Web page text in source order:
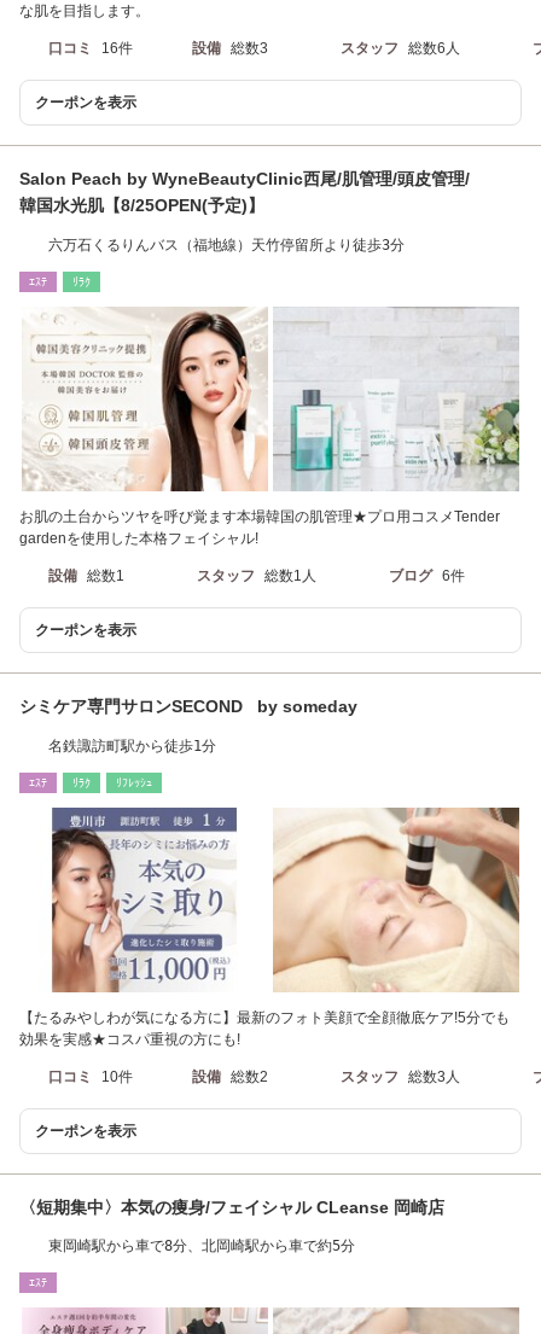
な肌を目指します。
口コミ 16件 設備 総数3 スタッフ 総数6人
クーポンを表示
Salon Peach by WyneBeautyClinic西尾/肌管理/頭皮管理/
韓国水光肌【8/25OPEN(予定)】
六万石くるりんバス（福地線）天竹停留所より徒歩3分
ｴｽﾃ ﾘﾗｸ
お肌の土台からツヤを呼び覚ます本場韓国の肌管理★プロ用コスメTender
gardenを使用した本格フェイシャル!
設備 総数1 スタッフ 総数1人 ブログ 6件
クーポンを表示
シミケア専門サロンSECOND by someday
名鉄諏訪町駅から徒歩1分
ｴｽﾃ ﾘﾗｸ ﾘﾌﾚｯｼｭ
【たるみやしわが気になる方に】最新のフォト美顔で全顔徹底ケア!5分でも
効果を実感★コスパ重視の方にも!
口コミ 10件 設備 総数2 スタッフ 総数3人
クーポンを表示
〈短期集中〉本気の痩身/フェイシャル CLeanse 岡崎店
東岡崎駅から車で8分、北岡崎駅から車で約5分
ｴｽﾃ